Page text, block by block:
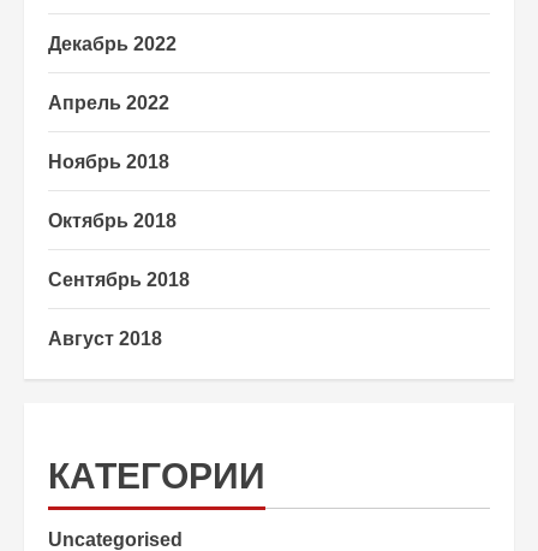
Декабрь 2022
Апрель 2022
Ноябрь 2018
Октябрь 2018
Сентябрь 2018
Август 2018
КАТЕГОРИИ
Uncategorised